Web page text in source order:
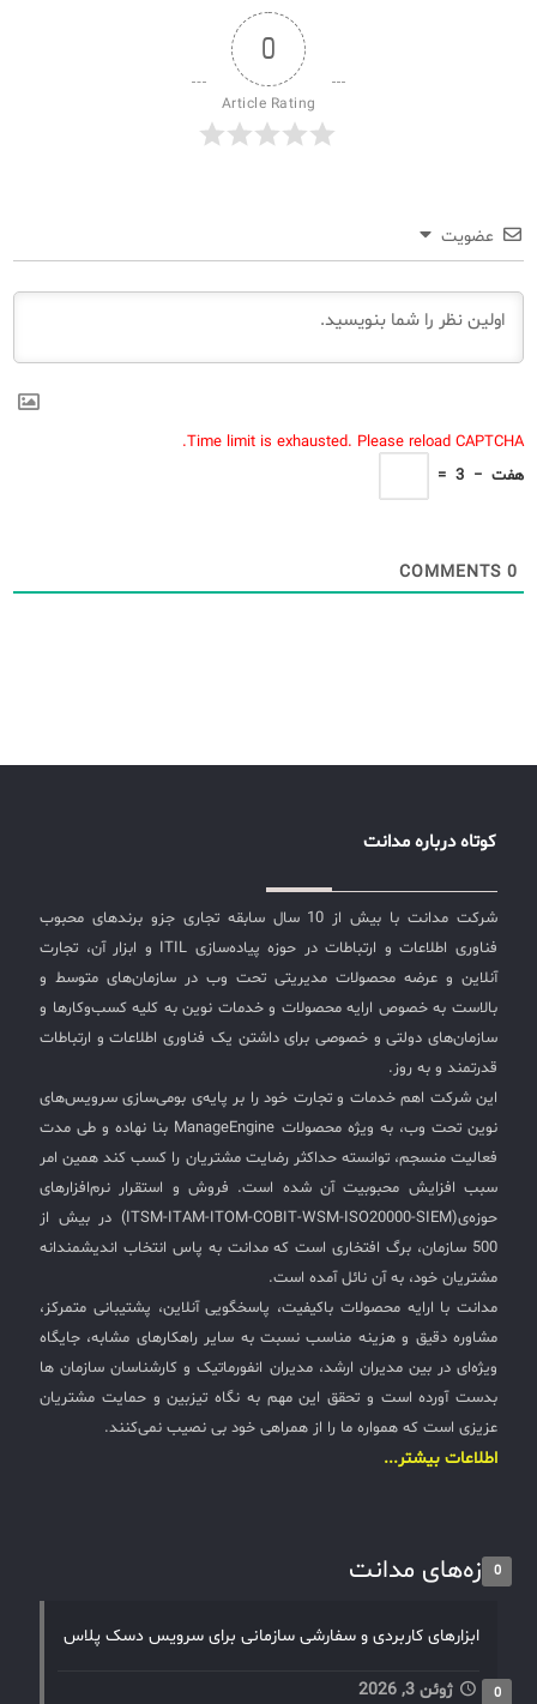
0
Article Rating
عضویت
Time limit is exhausted. Please reload CAPTCHA.
هفت −
3
=
0
کوتاه درباره مدانت
شرکت مدانت با بیش از 10 سال سابقه تجاری جزو برندهای محبوب
فناوری اطلاعات و ارتباطات در حوزه پیاده‌سازی ITIL و ابزار آن، تجارت
آنلاین و عرضه محصولات مدیریتی تحت وب در سازمان‌های متوسط و
بالاست به خصوص ارایه محصولات و خدمات نوین به کلیه کسب‌وکارها و
سازمان‌های دولتی و خصوصی برای داشتن یک فناوری اطلاعات و ارتباطات
قدرتمند و به روز.
این شرکت اهم خدمات و تجارت خود را بر پایه‌ی بومی‌سازی سرویس‌های
نوین تحت وب، به ویژه محصولات ManageEngine بنا نهاده و طی مدت
فعالیت منسجم، توانسته حداکثر رضایت مشتریان را کسب کند همین امر
سبب افزایش محبوبیت آن شده است. فروش و استقرار نرم‌افزارهای
حوزه‌ی(ITSM-ITAM-ITOM-COBIT-WSM-ISO20000-SIEM) در بیش از
500 سازمان، برگ افتخاری است که مدانت به پاس انتخاب اندیشمندانه
مشتریان خود، به آن نائل آمده است.
مدانت با ارایه محصولات باکیفیت، پاسخگویی آنلاین، پشتیبانی متمرکز،
مشاوره دقیق و هزینه مناسب نسبت به سایر راهکارهای مشابه، جایگاه
ویژه‌ای در بین مدیران ارشد، مدیران انفورماتیک و کارشناسان سازمان ها
بدست آورده است و تحقق این مهم به نگاه تیزبین و حمایت مشتریان
عزیزی است که همواره ما را از همراهی خود بی نصیب نمی‌کنند.
اطلاعات بیشتر...
تازه‌های مدانت0
ابزارهای کاربردی و سفارشی سازمانی برای سرویس دسک پلاس
ژوئن 3, 2026 0